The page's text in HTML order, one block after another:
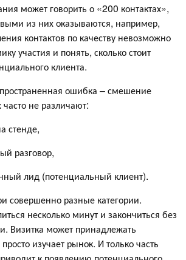
может говорить о «200 контактах»,
из них оказываются, например,
контактов по качеству невозможно
участия и понять, сколько стоит
клиента.
ошибка – смешение
часто не различают:
стенде,
разговор,
лид (потенциальный клиент).
совершенно разные категории.
несколько минут и закончиться без
Визитка может принадлежать
изучает рынок. И только часть